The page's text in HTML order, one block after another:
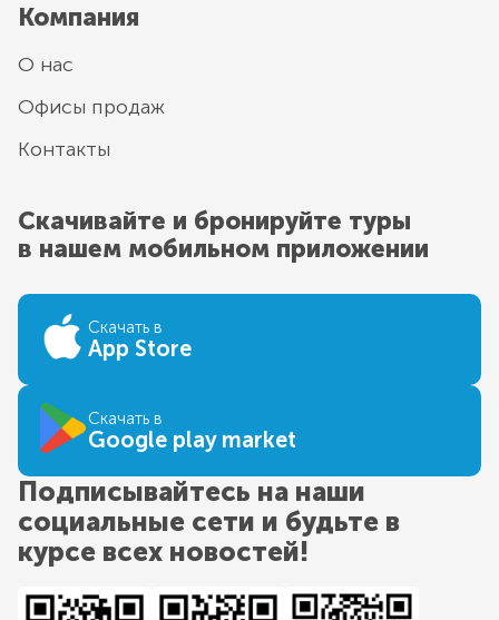
Компания
О нас
Офисы продаж
Контакты
Скачивайте и бронируйте туры
в нашем мобильном приложении
Скачать в
App Store
Скачать в
Google play market
Подписывайтесь на наши
социальные сети и будьте в
курсе всех новостей!